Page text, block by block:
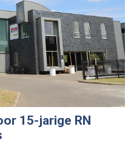
15-jarige RN